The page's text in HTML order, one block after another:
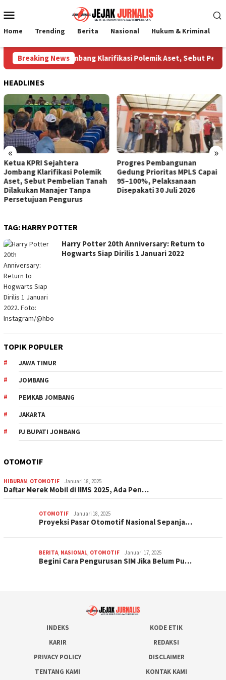
ke
Mobile
Home Trending Berita Nasional Hukum & Kriminal
Breaking News
KPRI Sejahtera Jombang Klarifikasi Polemik Aset, Sebut
HEADLINES
« »
Ketua KPRI Sejahtera
Jombang Klarifikasi Polemik
Aset, Sebut Pembelian Tanah
Dilakukan Manajer Tanpa
Persetujuan Pengurus
Progres Pembangunan
Gedung Prioritas MPLS Capai
95–100%, Pelaksanaan
Disepakati 30 Juli 2026
TAG: HARRY POTTER
Harry Potter 20th Anniversary: Return to
Hogwarts Siap Dirilis 1 Januari 2022
TOPIK POPULER
JAWA TIMUR
JOMBANG
PEMKAB JOMBANG
JAKARTA
PJ BUPATI JOMBANG
OTOMOTIF
HIBURAN, OTOMOTIF Januari 18, 2025
Daftar Merek Mobil di IIMS 2025, Ada Pen…
OTOMOTIF Januari 18, 2025
Proyeksi Pasar Otomotif Nasional Sepanja…
BERITA, NASIONAL, OTOMOTIF Januari 17, 2025
Begini Cara Pengurusan SIM Jika Belum Pu…
INDEKS
KODE ETIK
KARIR
REDAKSI
PRIVACY POLICY
DISCLAIMER
TENTANG KAMI
KONTAK KAMI